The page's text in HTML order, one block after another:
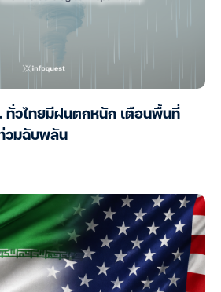
ทั่วไทยมีฝนตกหนัก เตือนพื้นที่
วมฉับพลัน